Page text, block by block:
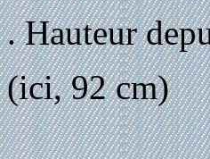
. Hauteur
(ici, 92 cm)